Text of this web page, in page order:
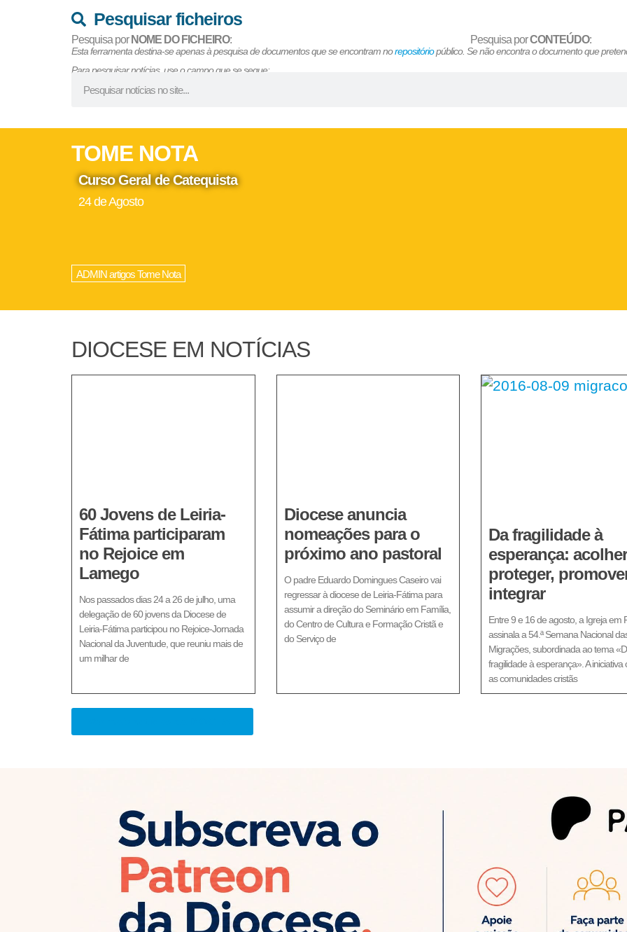
Pesquisar ficheiros
Pesquisa por NOME DO FICHEIRO: Pesquisa porCONTEÚDO:
Esta ferramenta destina-se apenas à pesquisa de documentos que se encontram norepositóriopúblico. Se não encontra o documento que
Para pesquisar notícias, use o campo que se segue:
TOME NOTA
Curso Geral de Catequista
24 de Agosto
ADMIN artigos Tome Nota
DIOCESE EM NOTÍCIAS
60 Jovens de Leiria-
Fátima participaram
no Rejoice em
Lamego
Nos passados dias 24 a 26 de julho, uma
delegação de 60 jovens da Diocese de
Leiria-Fátima participou no Rejoice-Jornada
Nacional da Juventude, que reuniu mais de
um milhar de
Diocese anuncia
nomeações para o
próximo ano pastoral
O padre Eduardo Domingues Caseiro vai
regressar à diocese de Leiria-Fátima para
assumir a direção do Seminário em Família,
do Centro de Cultura e Formação Cristã e
do Serviço de
Da fragilidade à
esperança:
proteger,
integrar
Entre 9 e 16 de agosto, a Igreja em
assinala a 54.ª Semana Nacional
Migrações, subordinada ao tema
fragilidade à esperança». A iniciativa
as comunidades cristãs